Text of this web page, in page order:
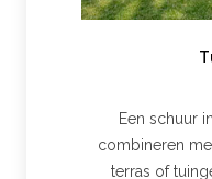
Een schuur
combineren
terras of